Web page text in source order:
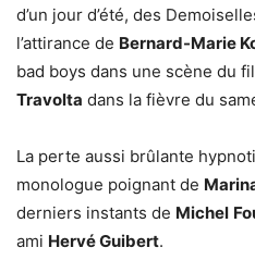
d’un jour d’été, des
l’attirance de Bernard-Marie
bad boys dans une scène du
Travolta dans la fièvre du
La perte aussi brûlante
monologue poignant de
derniers instants de Michel
ami Hervé Guibert.